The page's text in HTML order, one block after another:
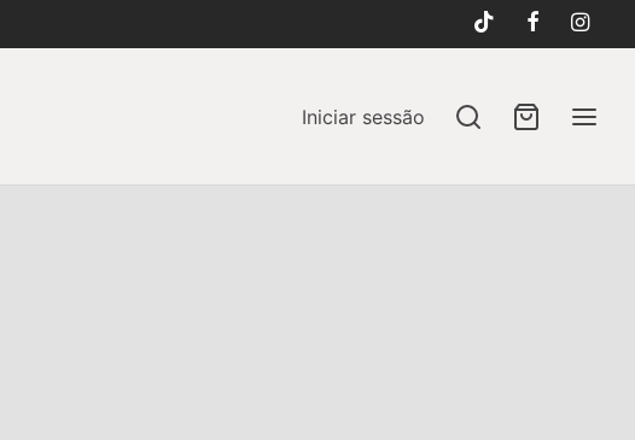
Iniciar sessão